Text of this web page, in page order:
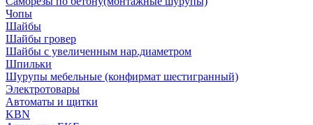
Чопы
Шайбы
Шайбы гровер
Шайбы с увеличенным нар.диаметром
Шпильки
Шурупы мебельные (конфирмат шестигранный)
Электротовары
Автоматы и щитки
KBN